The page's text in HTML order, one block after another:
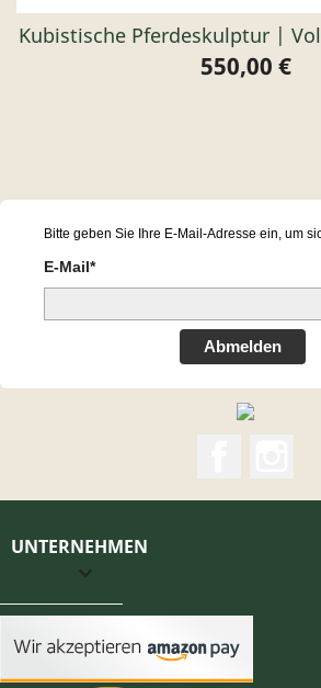
Kubistische Pferdeskulptur |
Preis
550,00 €
Bitte geben Sie Ihre E-Mail-Adresse ein, um
E-Mail*
Abmelden
UNTERNEHMEN
